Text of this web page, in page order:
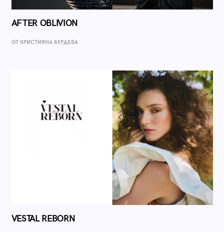
AFTER OBLIVION
ОТ КРИСТИЯНА БУРДЕВА
VESTAL REBORN